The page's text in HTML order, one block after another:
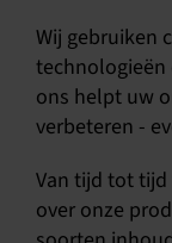
Wij gebruiken
technologieën
ons helpt uw
verbeteren -
Van tijd tot
over onze